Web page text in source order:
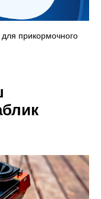
прикормочного